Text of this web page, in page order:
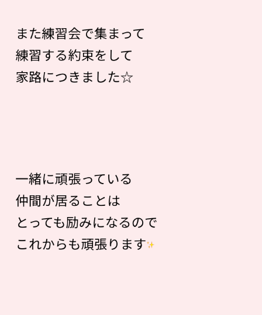
また練習会で集まって
練習する約束をして
家路につきました☆
一緒に頑張っている
仲間が居ることは
とっても励みになるので
これからも頑張ります